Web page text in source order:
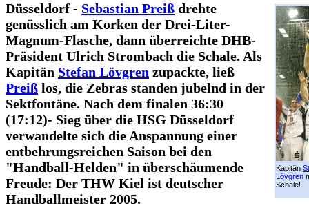
Kapitän
Lövgren
Schale!
Düsseldorf - Sebastian Preiß drehte
genüsslich am Korken der Drei-Liter-
Magnum-Flasche, dann überreichte DHB-
Präsident Ulrich Strombach die Schale. Als
Kapitän Stefan Lövgren zupackte, ließ
Preiß los, die Zebras standen jubelnd in der
Sektfontäne. Nach dem finalen 36:30
(17:12)- Sieg über die HSG Düsseldorf
verwandelte sich die Anspannung einer
entbehrungsreichen Saison bei den
"Handball-Helden" in überschäumende
Freude: Der THW Kiel ist deutscher
Handballmeister 2005.